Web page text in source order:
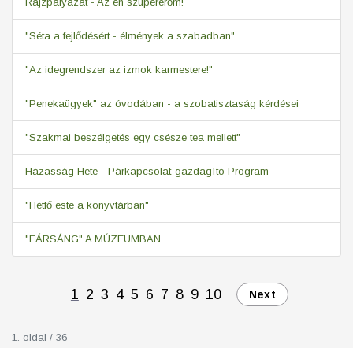
"Séta a fejlődésért - élmények a szabadban"
"Az idegrendszer az izmok karmestere!"
"Penekaügyek" az óvodában - a szobatisztaság kérdései
"Szakmai beszélgetés egy csésze tea mellett"
Házasság Hete - Párkapcsolat-gazdagító Program
"Hétfő este a könyvtárban"
"FÁRSÁNG" A MÚZEUMBAN
1 2 3 4 5 6 7 8 9 10 Next
1. oldal / 36